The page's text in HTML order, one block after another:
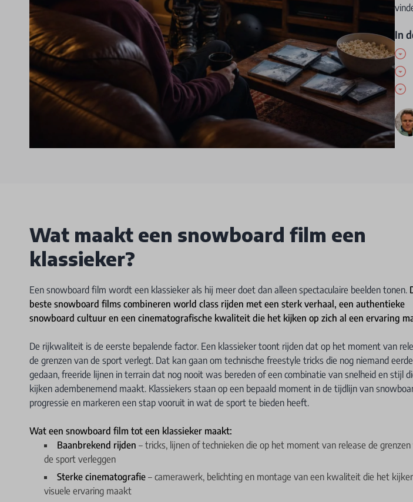
In
Wat maakt een snowboard film een
klassieker?
Een snowboard film wordt een klassieker als hij meer doet dan alleen spectaculaire beelden tonen.
beste snowboard films combineren world class rijden met een sterk verhaal, een authentieke
snowboard cultuur en een cinematografische kwaliteit die het kijken op zich al een ervaring
De rijkwaliteit is de eerste bepalende factor. Een klassieker toont rijden dat op het moment van
de grenzen van de sport verlegt. Dat kan gaan om technische freestyle tricks die nog niemand
gedaan, freeride lijnen in terrain dat nog nooit was bereden of een combinatie van snelheid en stijl
kijken adembenemend maakt. Klassiekers staan op een bepaald moment in de tijdlijn van
progressie en markeren een stap vooruit in wat de sport te bieden heeft.
Wat een snowboard film tot een klassieker maakt:
Baanbrekend rijden – tricks, lijnen of technieken die op het moment van release de grenzen
de sport verleggen
Sterke cinematografie – camerawerk, belichting en montage van een kwaliteit die het
visuele ervaring maakt